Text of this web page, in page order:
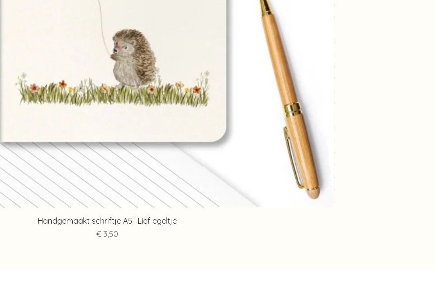
Snel overzicht
Handgemaakt schriftje A5 | Lief egeltje
Prijs
€ 3,50